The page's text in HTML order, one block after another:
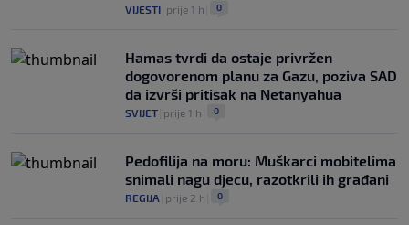
VIJESTI prije 1 h 0
Hamas tvrdi da ostaje privržen
dogovorenom planu za Gazu, poziva SAD
da izvrši pritisak na Netanyahua
SVIJET prije 1 h 0
Pedofilija na moru: Muškarci mobitelima
snimali nagu djecu, razotkrili ih građani
REGIJA prije 2 h 0